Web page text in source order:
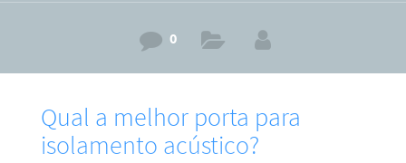
0
Qual a melhor porta para
isolamento acústico?